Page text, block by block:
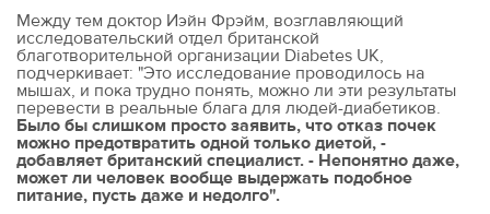
Между тем доктор Иэйн Фрэйм, возглавляющий
исследовательский отдел британской
благотворительной организации Diabetes UK,
подчеркивает: "Это исследование проводилось на
мышах, и пока трудно понять, можно ли эти результаты
перевести в реальные блага для людей-диабетиков.
Было бы слишком просто заявить, что отказ почек
можно предотвратить одной только диетой, -
добавляет британский специалист. - Непонятно даже,
может ли человек вообще выдержать подобное
питание, пусть даже и недолго".